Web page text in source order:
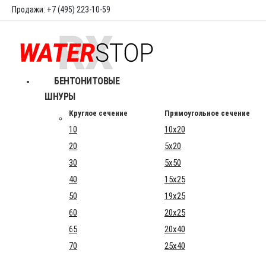
Продажи: +7 (495) 223-10-59
БЕНТОНИТОВЫЕ
ШНУРЫ
Круглое сечение Прямоугольное сечение
10
10x20
20
5x20
30
5x50
40
15x25
50
19x25
60
20x25
65
20x40
70
25x40